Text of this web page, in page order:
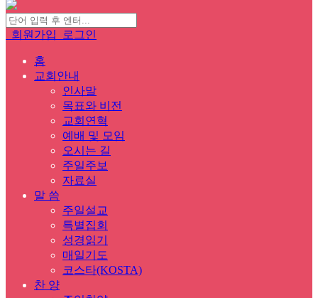
회원가입 로그인
홈
교회안내
인사말
목표와 비전
교회연혁
예배 및 모임
오시는 길
주일주보
자료실
말 씀
주일설교
특별집회
성경읽기
매일기도
코스타(KOSTA)
찬 양